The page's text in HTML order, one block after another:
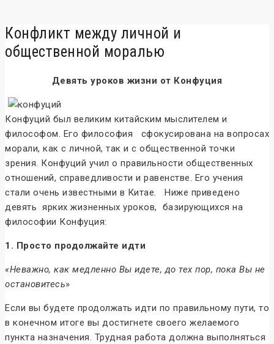
Конфликт между личной и
общественной моралью
Девять уроков жизни от Конфуция
Конфуций был великим китайским мыслителем и
философом. Его философия сфокусирована на вопросах
морали, как с личной, так и с общественной точки
зрения. Конфуций учил о правильности общественных
отношений, справедливости и равенстве. Его учения
стали очень известными в Китае. Ниже приведено
девять ярких жизненных уроков, базирующихся на
философии Конфуция:
1. Просто продолжайте идти
«Неважно, как медленно Вы идете, до тех пор, пока Вы не
остановитесь»
Если вы будете продолжать идти по правильному пути, то
в конечном итоге вы достигнете своего желаемого
пункта назначения. Трудная работа должна выполняться